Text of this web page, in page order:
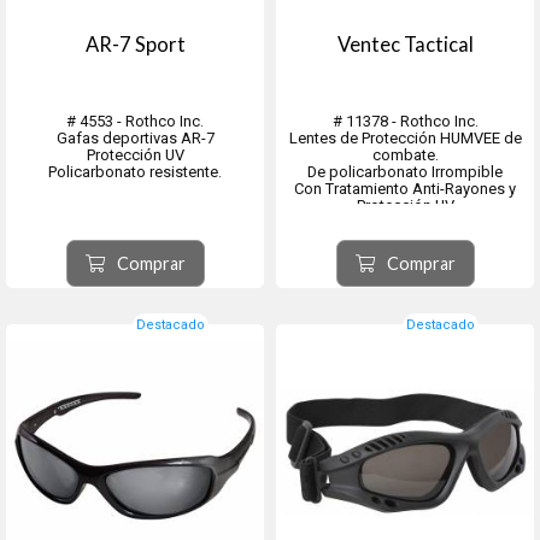
AR-7 Sport
# 4553 - Rothco Inc.
Gafas deportivas AR-7
Protección UV
Policarbonato resistente.
Comprar
Ventec Tactical
# 11378 - Rothco Inc.
Lentes de Protección HUMVEE de
combate.
De policarbonato Irrompible
Con Tratamiento Anti-Rayones y
Protección UV
Termoplástico Resistente
Rígido c/ Respaldo Acolchado.
Ventilación Superior e Inferior con
correa Ajustable.
Comprar
Destacado Destacado